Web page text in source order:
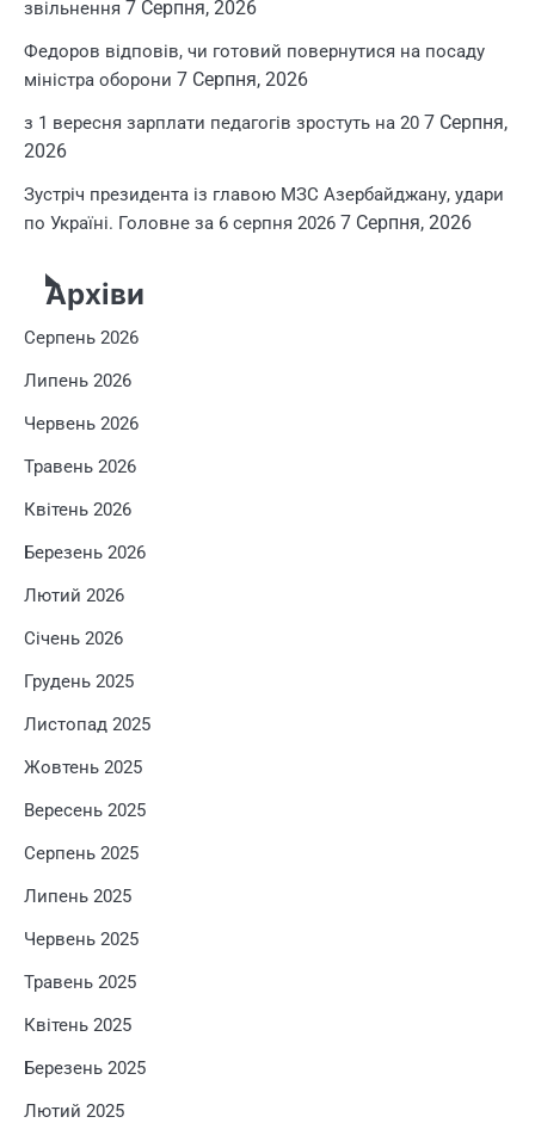
звільнення 7 Серпня, 2026
Федоров відповів, чи готовий повернутися на посаду
міністра оборони 7 Серпня, 2026
з 1 вересня зарплати педагогів зростуть на 20 7 Серпня,
2026
Зустріч президента із главою МЗС Азербайджану, удари
по Україні. Головне за 6 серпня 2026 7 Серпня, 2026
Архіви
Серпень 2026
Липень 2026
Червень 2026
Травень 2026
Квітень 2026
Березень 2026
Лютий 2026
Січень 2026
Грудень 2025
Листопад 2025
Жовтень 2025
Вересень 2025
Серпень 2025
Липень 2025
Червень 2025
Травень 2025
Квітень 2025
Березень 2025
Лютий 2025